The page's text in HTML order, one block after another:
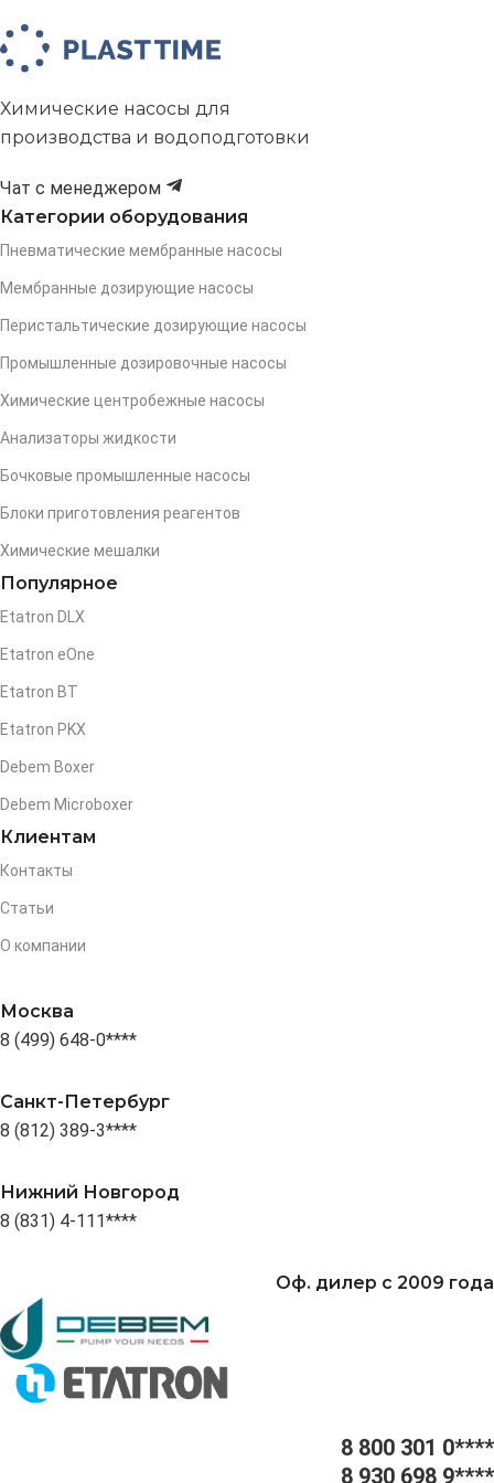
Химические насосы для
производства и водоподготовки
Чат с менеджером
Категории оборудования
Пневматические мембранные насосы
Мембранные дозирующие насосы
Перистальтические дозирующие насосы
Промышленные дозировочные насосы
Химические центробежные насосы
Анализаторы жидкости
Бочковые промышленные насосы
Блоки приготовления реагентов
Химические мешалки
Популярное
Etatron DLX
Etatron eOne
Etatron BT
Etatron PKX
Debem Boxer
Debem Microboxer
Клиентам
Контакты
Статьи
О компании
Москва
8 (499) 648-0****
Санкт-Петербург
8 (812) 389-3****
Нижний Новгород
8 (831) 4-111****
Оф. дилер с 2009 года
8 800 301 0****
8 930 698 9****